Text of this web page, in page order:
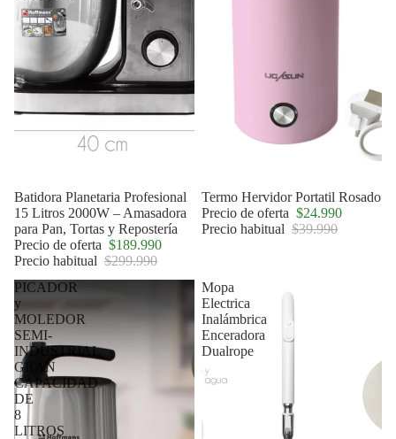
Agotado
Batidora Planetaria Profesional
15 Litros 2000W – Amasadora
para Pan, Tortas y Repostería
Precio de oferta $189.990
Precio habitual $299.990
Oferta
Termo Hervidor Portatil Rosado
Precio de oferta $24.990
Precio habitual $39.990
PICADOR
y
MOLEDOR
SEMI-
INDUSTRIAL
GRAN
CAPACIDAD
DE
8
LITROS
Mopa
Electrica
Inalámbrica
Enceradora
Dualrope